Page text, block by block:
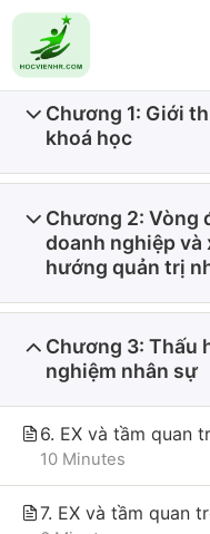
Trang chủ All
Khóa học xây dựng
Experience
Chương 1: Giới
khoá học
Chương 2: Vòng
doanh nghiệp và
hướng quản trị
Chương 3: Thấu
nghiệm nhân sự
6. EX và tầm quan
10 Minutes
7. EX và tầm quan
CÔNG TY
Giấy CNĐKKD số
phố Hà Nội đăng ký
Địa chỉ trụ sở